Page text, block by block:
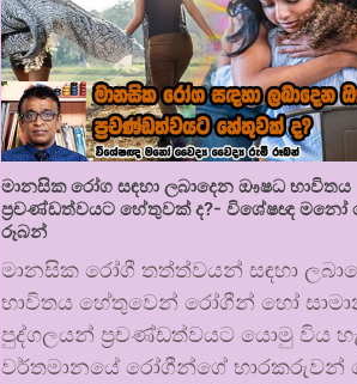
මානසික රෝග සඳහා ලබාදෙන ඖෂධ භාවිතය
ප්‍රචණ්ඩත්වයට හේතුවක් ද?- විශේෂඥ මනෝ
රූබන්
මානසික රෝගී තත්ත්වයන් සඳහා
භාවිතය හේතුවෙන් රෝගීන් හෝ
පුද්ගලයන් ප්‍රචණ්ඩත්වයට යොමු විය
වර්තමානයේ රෝගීන්ගේ භාරකරුවන්